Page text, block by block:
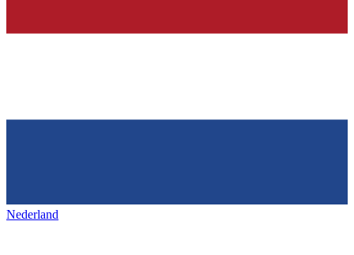
Nederland